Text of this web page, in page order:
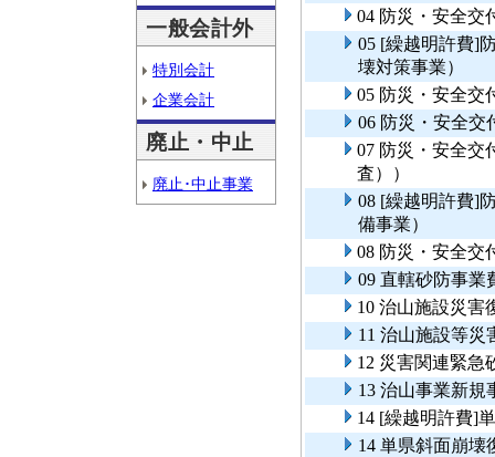
一般会計外
特別会計
企業会計
廃止・中止
廃止･中止事業
04 防災・安全交
05 [繰越明許費]
壊対策事業）
05 防災・安全交
06 防災・安全交
07 防災・安全交
査））
08 [繰越明許費]
備事業）
08 防災・安全交
09 直轄砂防事業
10 治山施設災害
11 治山施設等災
12 災害関連緊急
13 治山事業新規
14 [繰越明許費]
14 単県斜面崩壊